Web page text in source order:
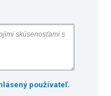
používateľ.